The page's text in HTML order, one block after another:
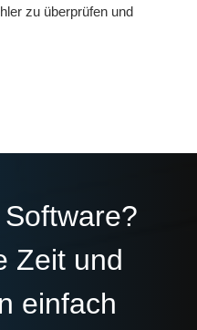
zu überprüfen und
Zeit und
einfach